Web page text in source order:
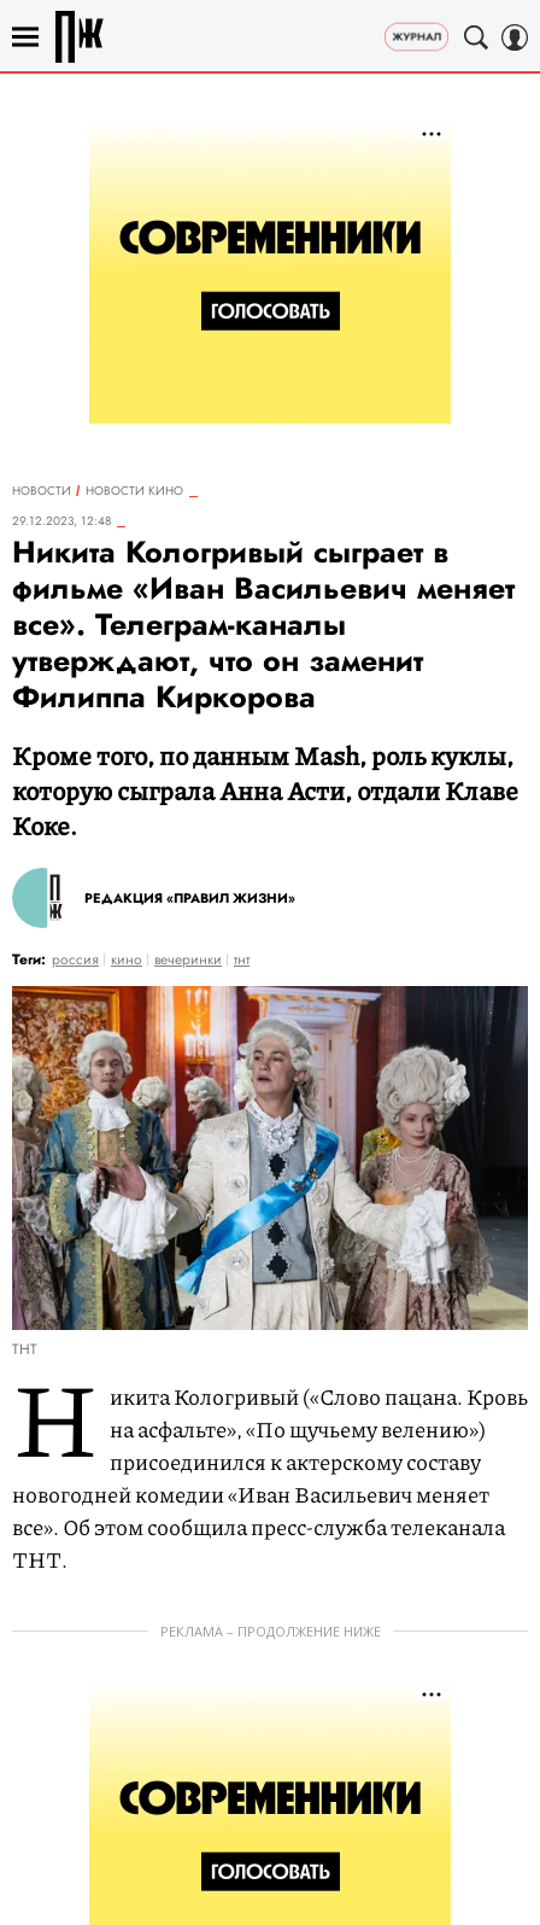
НОВОСТИ
НОВОСТИ КИНО
29.12.2023, 12:48
Никита Кологривый сыграет в
фильме «Иван Васильевич меняет
все». Телеграм-каналы
утверждают, что он заменит
Филиппа Киркорова
Кроме того, по данным Mash, роль куклы,
которую сыграла Анна Асти, отдали Клаве
Коке.
РЕДАКЦИЯ «ПРАВИЛ ЖИЗНИ»
Теги: россия кино вечеринки тнт
ТНТ
Н икита Кологривый («Слово пацана. Кровь
на асфальте», «По щучьему велению»)
присоединился к актерскому составу
новогодней комедии «Иван Васильевич меняет
все». Об этом сообщила пресс-служба телеканала
ТНТ.
РЕКЛАМА – ПРОДОЛЖЕНИЕ НИЖЕ